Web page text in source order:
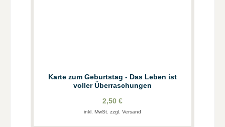
Karte zum Geburtstag - Das Leben ist
voller Überraschungen
2,50 €
inkl. MwSt. zzgl. Versand